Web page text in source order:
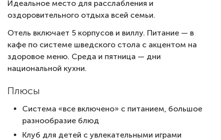
Идеальное место для расслабления и
оздоровительного отдыха всей семьи.
Отель включает 5 корпусов и виллу. Питание — в
кафе по системе шведского стола с акцентом на
здоровое меню. Среда и пятница — дни
национальной кухни.
Плюсы
Система «все включено» с питанием, большое
разнообразие блюд
Клуб для детей с увлекательными играми